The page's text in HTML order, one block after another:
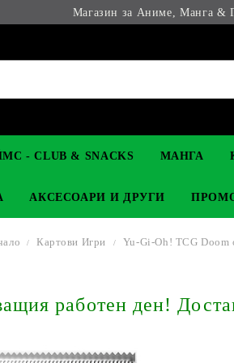
Магазин за Аниме, Манга &
КОЛЕКЦИОНЕРСКИ
YU-GI-
- CLUB & SNACKS МАНГА
LIGHT
MAGIC: THE АНИМЕ
АКСЕСОАРИ И ДРУГИ
КЛЮЧОДЪРЖАТЕЛИ
Картови Игри Yu-Gi-Oh! TCG Doom
работен ден!